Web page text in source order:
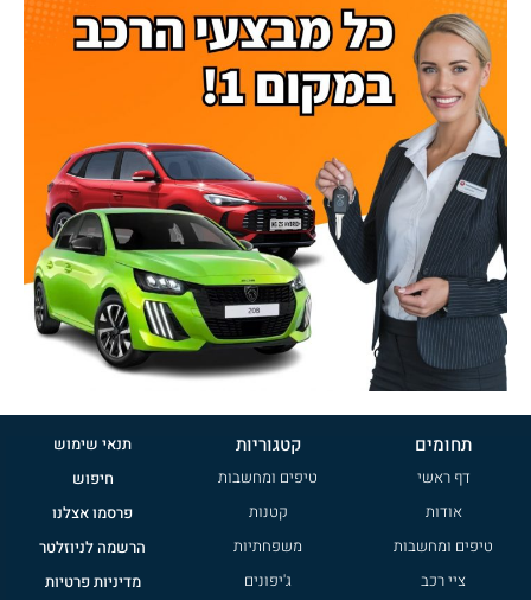
תחומים
דף ראשי
אודות
טיפים ומחשבות
ציי רכב
קטגוריות
טיפים ומחשבות
קטנות
משפחתיות
ג'יפונים
תנאי שימוש
חיפוש
פרסמו אצלנו
הרשמה לניוזלטר
מדיניות פרטיות